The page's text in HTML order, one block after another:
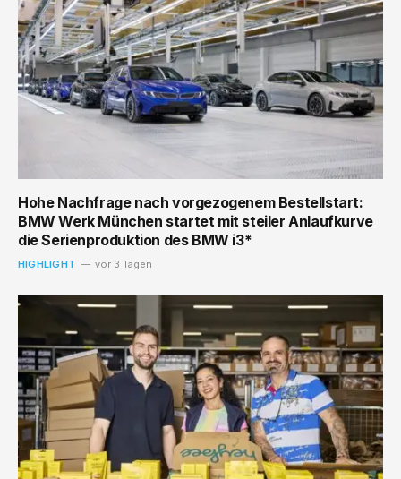
Hohe Nachfrage nach vorgezogenem Bestellstart:
BMW Werk München startet mit steiler Anlaufkurve
die Serienproduktion des BMW i3*
HIGHLIGHT vor 3 Tagen